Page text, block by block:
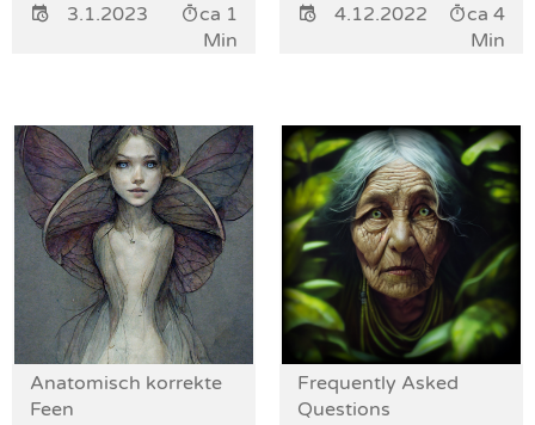
3.1.2023
ca 1
Min
4.12.2022
ca 4
Min
Anatomisch korrekte
Feen
Frequently Asked
Questions